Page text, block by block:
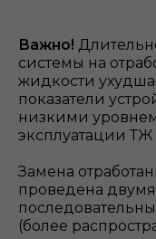
Важно!
системы на
жидкости
показатели
низкими
эксплуатации ТЖ
Замена
проведена
(более